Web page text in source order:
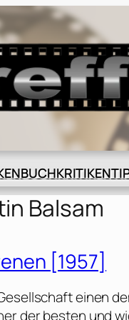
BUCHKRITIKEN
Balsam
[1957]
einen
der besten und